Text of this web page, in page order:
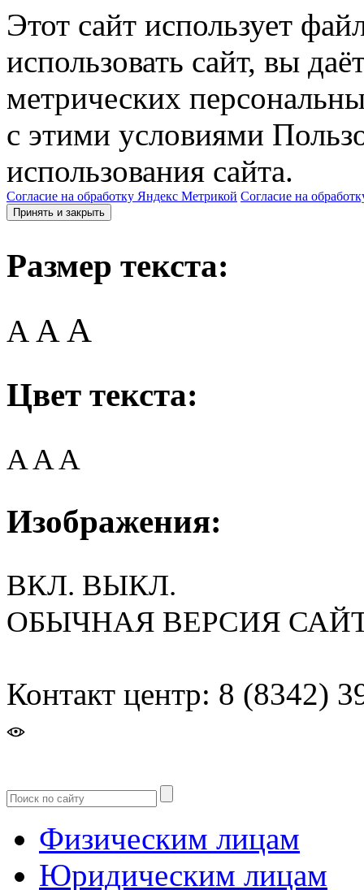
Этот сайт использует
использовать сайт, вы
метрических
с этими условиями
использования сайта.
Согласие на обработку Яндекс Метрикой Согласие на
Принять и закрыть
Размер текста:
A AA
Цвет текста:
AAA
Изображения:
ВКЛ. ВЫКЛ.
ОБЫЧНАЯ ВЕРСИЯ
Контакт центр: 8 (8342)
Физическим лицам
Юридическим лицам